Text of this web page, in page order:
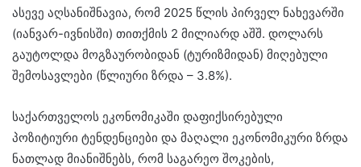
ასევე აღსანიშნავია, რომ 2025 წლის პირველ ნახევარში
(იანვარ-ივნისში) თითქმის 2 მილიარდ აშშ. დოლარს
გაუტოლდა მოგზაურობიდან (ტურიზმიდან) მიღებული
შემოსავლები (წლიური ზრდა – 3.8%).
საქართველოს ეკონომიკაში დაფიქსირებული
პოზიტიური ტენდენციები და მაღალი ეკონომიკური ზრდა
ნათლად მიანიშნებს, რომ საგარეო შოკების,